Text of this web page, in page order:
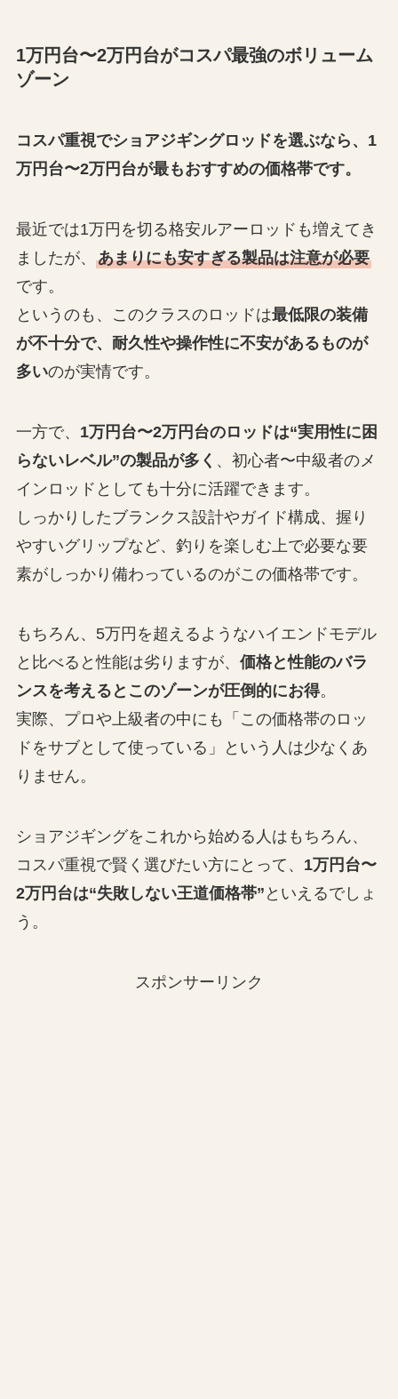
1万円台〜2万円台がコスパ最強のボリューム
ゾーン
コスパ重視でショアジギングロッドを選ぶなら、1
万円台〜2万円台が最もおすすめの価格帯です。
最近では1万円を切る格安ルアーロッドも増えてき
ましたが、 あまりにも安すぎる製品は注意が必要
です。
というのも、このクラスのロッドは最低限の装備
が不十分で、耐久性や操作性に不安があるものが
多いのが実情です。
一方で、 1万円台〜2万円台のロッドは“実用性に困
らないレベル”の製品が多く 、初心者〜中級者のメ
インロッドとしても十分に活躍できます。
しっかりしたブランクス設計やガイド構成、握り
やすいグリップなど、釣りを楽しむ上で必要な要
素がしっかり備わっているのがこの価格帯です。
もちろん、5万円を超えるようなハイエンドモデル
と比べると性能は劣りますが、 価格と性能のバラ
ンスを考えるとこのゾーンが圧倒的にお得。
実際、プロや上級者の中にも「この価格帯のロッ
ドをサブとして使っている」という人は少なくあ
りません。
ショアジギングをこれから始める人はもちろん、
コスパ重視で賢く選びたい方にとって、 1万円台〜
2万円台は“失敗しない王道価格帯” といえるでしょ
う。
スポンサーリンク